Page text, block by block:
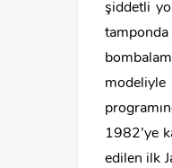
şiddetli
1982’ye
edilen ilk